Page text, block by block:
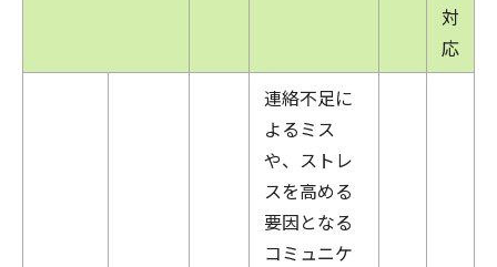
対
応
連絡不足に
よるミス
や、ストレ
スを高める
要因となる
コミュニケ